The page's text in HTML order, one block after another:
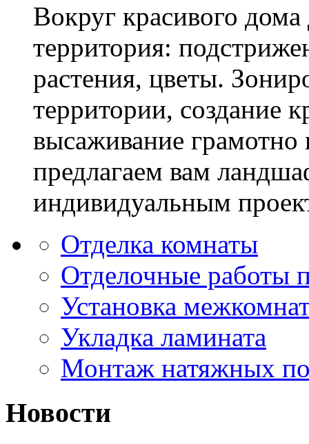
Вокруг красивого
территория:
растения, цветы.
территории, создание
высаживание
предлагаем вам
индивидуальным
Отделка комнаты
Отделочные работы
Установка
Укладка ламината
Монтаж натяжных
Новости